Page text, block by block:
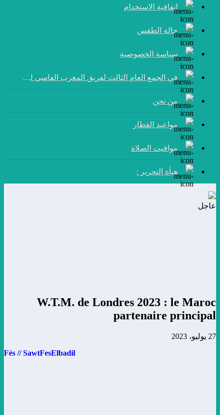
اتفاقية الاستخدام
حالة الطقس
سياسة الخصوصية
في الجمع العام الثالث لفريق المغرب الفاسي لكرة القدم:
من نحن
مواعيد القطار
مواقيت الصلاة
هيأة التحرير :
عاجل
W.T.M. de Londres 2023 : le Maroc
partenaire principal
27 يوليو، 2023
Fés // SawtFesElbadil